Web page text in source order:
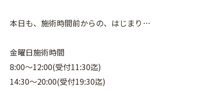
本日も、施術時間前からの、はじまり…
金曜日施術時間
8:00〜12:00(受付11:30迄)
14:30〜20:00(受付19:30迄)